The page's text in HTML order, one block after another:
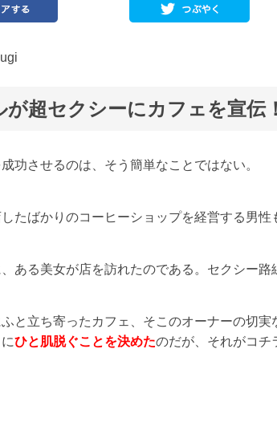
が超セクシーにカフェを宣伝！
功させるのは、そう簡単なことではない。
たばかりのコーヒーショップを経営する男性
ある美女が店を訪れたのである。セクシー路
と立ち寄ったカフェ、そこのオーナーの切
ひと肌脱ぐことを決めたのだが、それがコチ